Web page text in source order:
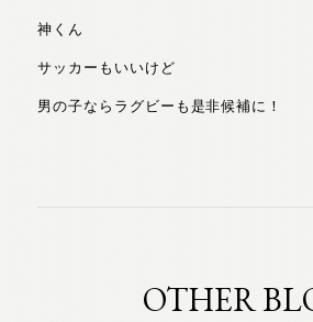
神くん
サッカーもいいけど
男の子ならラグビーも是非候補に！
OTHER